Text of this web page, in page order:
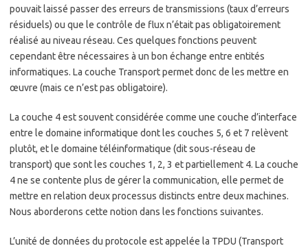
pouvait laissé passer des erreurs de transmissions (taux d’erreurs
résiduels) ou que le contrôle de flux n’était pas obligatoirement
réalisé au niveau réseau. Ces quelques fonctions peuvent
cependant être nécessaires à un bon échange entre entités
informatiques. La couche Transport permet donc de les mettre en
œuvre (mais ce n’est pas obligatoire).
La couche 4 est souvent considérée comme une couche d’interface
entre le domaine informatique dont les couches 5, 6 et 7 relèvent
plutôt, et le domaine téléinformatique (dit sous-réseau de
transport) que sont les couches 1, 2, 3 et partiellement 4. La couche
4 ne se contente plus de gérer la communication, elle permet de
mettre en relation deux processus distincts entre deux machines.
Nous aborderons cette notion dans les fonctions suivantes.
L’unité de données du protocole est appelée la TPDU (Transport